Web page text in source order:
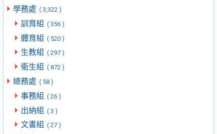
學務處 ( 3,322 )
訓育組 ( 356 )
體育組 ( 520 )
生教組 ( 297 )
衛生組 ( 872 )
總務處 ( 58 )
事務組 ( 26 )
出納組 ( 3 )
文書組 ( 27 )